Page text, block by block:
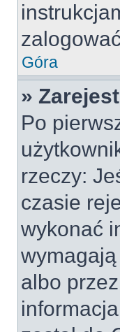
Góra
»
Po
rzeczy:
czasie
wykonać
albo